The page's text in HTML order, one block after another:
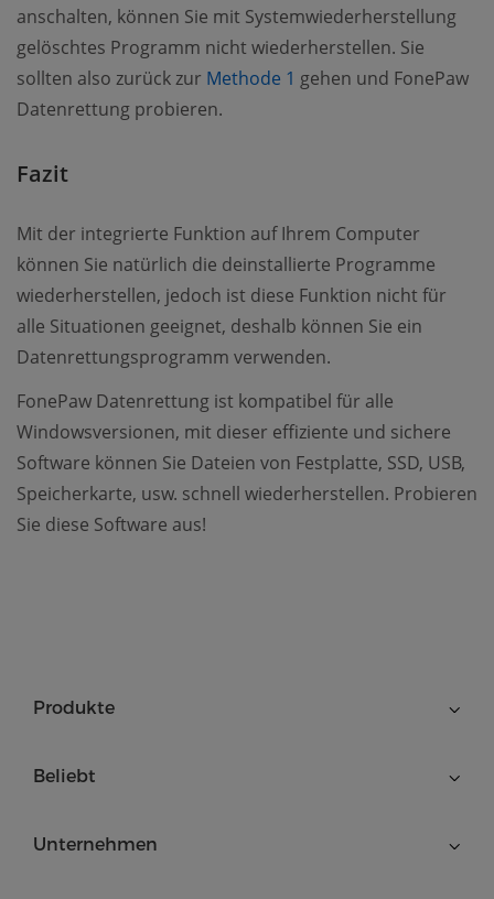
anschalten, können Sie mit Systemwiederherstellung
gelöschtes Programm nicht wiederherstellen. Sie
sollten also zurück zur Methode 1 (opens new window)
gehen und FonePaw
Datenrettung probieren.
Fazit
Mit der integrierte Funktion auf Ihrem Computer
können Sie natürlich die deinstallierte Programme
wiederherstellen, jedoch ist diese Funktion nicht für
alle Situationen geeignet, deshalb können Sie ein
Datenrettungsprogramm verwenden.
FonePaw Datenrettung ist kompatibel für alle
Windowsversionen, mit dieser effiziente und sichere
Software können Sie Dateien von Festplatte, SSD, USB,
Speicherkarte, usw. schnell wiederherstellen. Probieren
Sie diese Software aus!
Produkte
Beliebt
Unternehmen